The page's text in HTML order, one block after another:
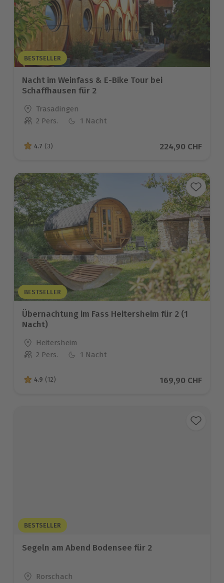
BESTSELLER
Nacht im Weinfass & E-Bike Tour bei
Schaffhausen für 2
Standort
Trasadingen
Anzahl der Teilnehmer
2 Pers. 1 Nacht
4.7 von 5 Sternen basierend auf 3 Bewertungen
4.7 (3) Aktueller Preis
224,90 CHF
BESTSELLER
Übernachtung im Fass Heitersheim für 2 (1
Nacht)
Standort
Heitersheim
Anzahl der Teilnehmer
2 Pers. 1 Nacht
4.9 von 5 Sternen basierend auf 12 Bewertungen
4.9 (12) Aktueller Preis
169,90 CHF
BESTSELLER
Segeln am Abend Bodensee für 2
Standort
Rorschach